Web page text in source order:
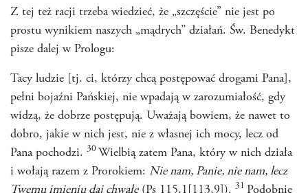
Z tej też racji trzeba wiedzieć, że „szczęście” nie jest po
prostu wynikiem naszych „mądrych” działań. Św. Benedykt
pisze dalej w Prologu:
Tacy ludzie [tj. ci, którzy chcą postępować drogami Pana],
pełni bojaźni Pańskiej, nie wpadają w zarozumiałość, gdy
widzą, że dobrze postępują. Uważają bowiem, że nawet to
dobro, jakie w nich jest, nie z własnej ich mocy, lecz od
Pana pochodzi. 30 Wielbią zatem Pana, który w nich działa
i wołają razem z Prorokiem: Nie nam, Panie, nie nam, lecz
Twemu imieniu daj chwałę(Ps 115,1[113,9]). 31 Podobnie